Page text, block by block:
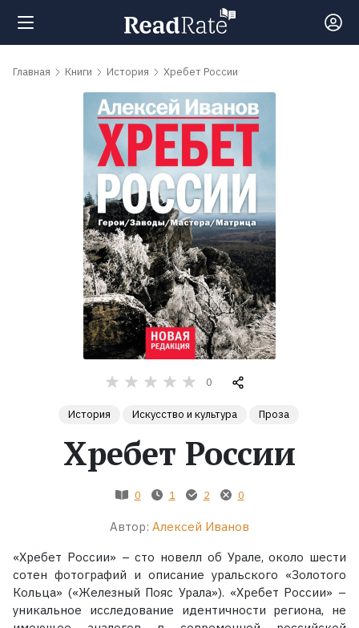
Поиск
обсуждаемые
Главная Книги История Хребет России
0
История Искусство и культура Проза
Хребет России
0 1 2 0
Автор: Алексей Иванов
«Хребет России» – сто новелл об Урале, около шести
сотен фотографий и описание уральского «Золотого
Кольца» («Железный Пояс Урала»). «Хребет России» –
уникальное исследование идентичности региона, не